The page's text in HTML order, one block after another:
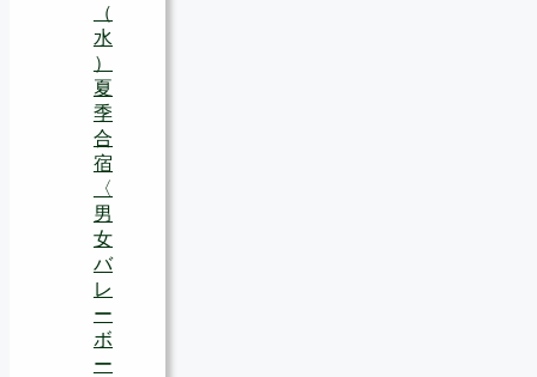
（
水
）
夏
季
合
宿
〈
男
女
バ
レ
ー
ボ
ー